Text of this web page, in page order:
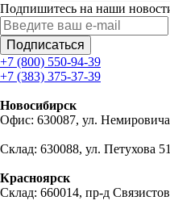
Подпишитесь на наши
Подписаться
+7 (800) 550-94-39
+7 (383) 375-37-39
Новосибирск
Офис: 630087, ул.
Склад: 630088, ул. Петухова
Красноярск
Склад: 660014, пр-д